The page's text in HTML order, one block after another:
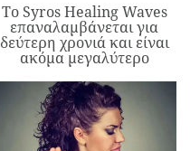
Το Syros Healing Waves
επαναλαμβάνεται για
δεύτερη χρονιά και είναι
ακόμα μεγαλύτερο